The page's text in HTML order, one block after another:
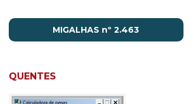
MIGALHAS nº 2.463
QUENTES